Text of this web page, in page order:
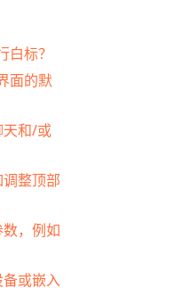
白标？
面的默
天和/或
整顶部
，例如
或嵌入